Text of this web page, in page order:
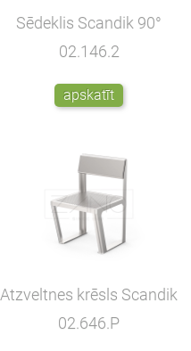
Sēdeklis Scandik 90°
02.146.2
apskatīt
Atzveltnes krēsls Scandik
02.646.P